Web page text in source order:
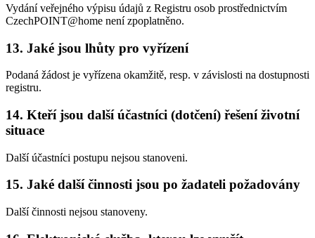
Vydání veřejného výpisu údajů z Registru osob prostřednictvím
CzechPOINT@home není zpoplatněno.
13. Jaké jsou lhůty pro vyřízení
Podaná žádost je vyřízena okamžitě, resp. v závislosti na dostupnosti
registru.
14. Kteří jsou další účastníci (dotčení) řešení životní
situace
Další účastníci postupu nejsou stanoveni.
15. Jaké další činnosti jsou po žadateli požadovány
Další činnosti nejsou stanoveny.